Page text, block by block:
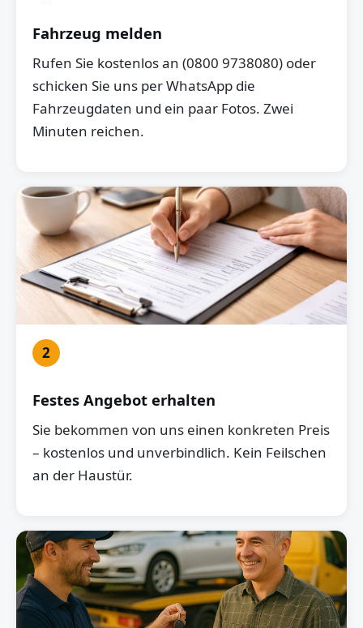
Fahrzeug melden
Rufen Sie kostenlos an (0800 9738080) oder
schicken Sie uns per WhatsApp die
Fahrzeugdaten und ein paar Fotos. Zwei
Minuten reichen.
2
Festes Angebot erhalten
Sie bekommen von uns einen konkreten Preis
– kostenlos und unverbindlich. Kein Feilschen
an der Haustür.